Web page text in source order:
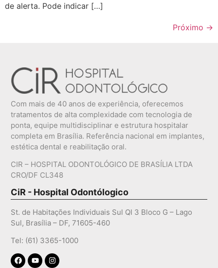
de alerta. Pode indicar […]
Próximo →
Com mais de 40 anos de experiência, oferecemos
tratamentos de alta complexidade com tecnologia de
ponta, equipe multidisciplinar e estrutura hospitalar
completa em Brasília. Referência nacional em implantes,
estética dental e reabilitação oral.
CIR – HOSPITAL ODONTOLÓGICO DE BRASÍLIA LTDA
CRO/DF CL348
CiR - Hospital Odontólogico
St. de Habitações Individuais Sul QI 3 Bloco G – Lago
Sul, Brasília – DF, 71605-460
Tel: (61) 3365-1000